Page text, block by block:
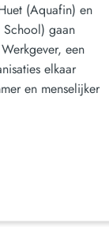
(Aquafin) en
School) gaan
een
elkaar
en menselijker